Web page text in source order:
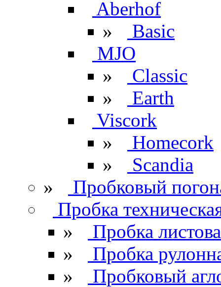
Aberhof
»
Basic
MJO
»
Classic
»
Earth
Viscork
»
Homecork
»
Scandia
»
Пробковый
Пробка
»
Пробка
»
Пробка
»
Пробковый